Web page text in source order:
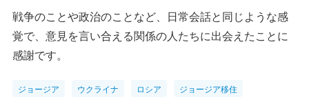
戦争のことや政治のことなど、日常会話と同じような感
覚で、意見を言い合える関係の人たちに出会えたことに
感謝です。
ジョージア ウクライナ ロシア ジョージア移住